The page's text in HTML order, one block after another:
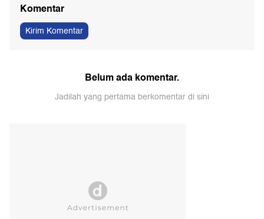
Komentar
Kirim Komentar
Belum ada komentar.
Jadilah yang pertama berkomentar di sini